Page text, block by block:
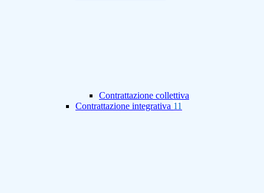
Contrattazione collettiva
Contrattazione integrativa 11